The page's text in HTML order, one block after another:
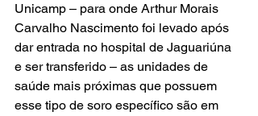
Unicamp – para onde Arthur Morais
Carvalho Nascimento foi levado após
dar entrada no hospital de Jaguariúna
e ser transferido – as unidades de
saúde mais próximas que possuem
esse tipo de soro específico são em